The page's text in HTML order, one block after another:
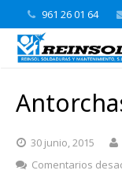
961 26 01 64
30 junio, 2015
Comentarios